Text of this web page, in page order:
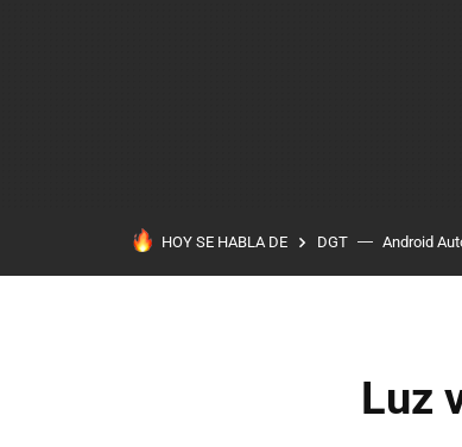
HOY SE HABLA DE DGT Android
Luz